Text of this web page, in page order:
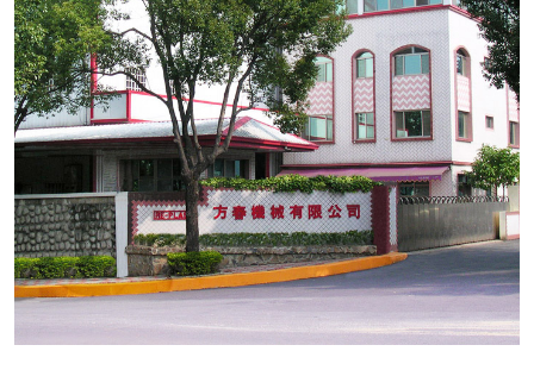
MH-1000立式混... MH-2000塑料混...
MH-4000塑胶混... MH-6000塑料混...